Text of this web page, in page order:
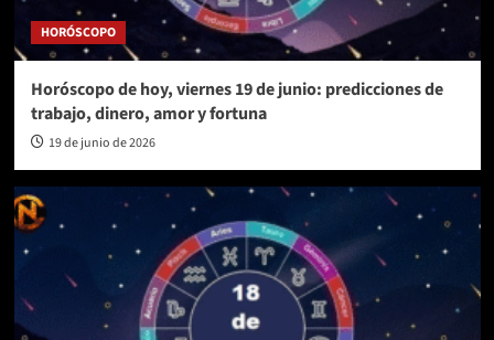
HORÓSCOPO
Horóscopo de hoy, viernes 19 de junio: predicciones de
trabajo, dinero, amor y fortuna
19 de junio de 2026